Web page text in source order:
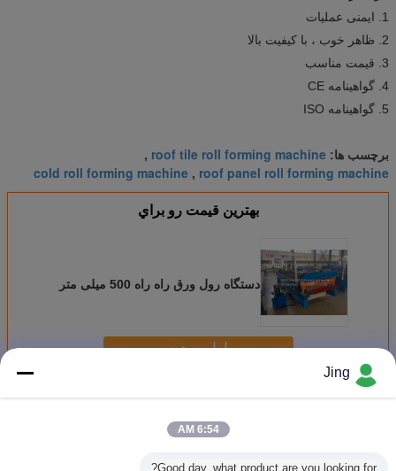
1. ایمنی عملیات
2. ظاهر خوب ، با کیفیت بالا
3. قیمت مناسب
4. گواهینامه CE
5. گواهینامه ISO
برچسب ها: roof tile roll forming machine
,
roof panel roll forming machine
,
cold roll forming machine
بهترين قيمت رو براي
دستگاه رول ورق راه راه 500 میلی متر
ادامه هید
بیشورق روکش ورقه ای تشکیل دستگاه
Jing
6:54 AM
Good day, what product are you looking for?